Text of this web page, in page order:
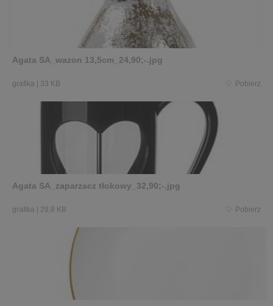
Agata SA_wazon 13,5cm_24,90;-.jpg
grafika 33 KB Pobierz
Agata SA_zaparzacz tłokowy_32,90;-.jpg
grafika 29,8 KB Pobierz